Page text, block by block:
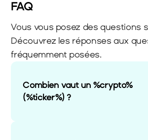
FAQ
Vous vous posez des questions
Découvrez les réponses aux
fréquemment posées.
Combien vaut un %crypto%
(%ticker%) ?